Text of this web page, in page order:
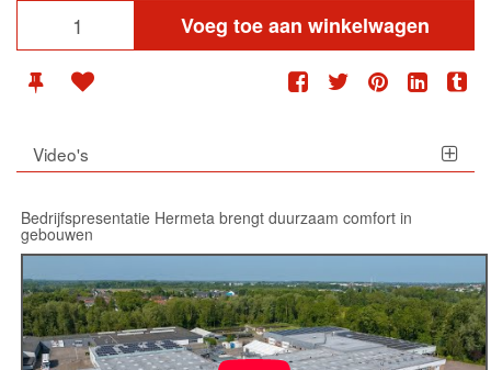
Voeg toe aan winkelwagen
Video's
Bedrijfspresentatie Hermeta brengt duurzaam comfort in
gebouwen